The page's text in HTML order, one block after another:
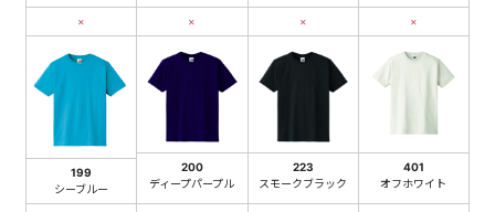
× × × ×
199
シーブルー
200
ディープパープル
223
スモークブラック
401
オフホワイト